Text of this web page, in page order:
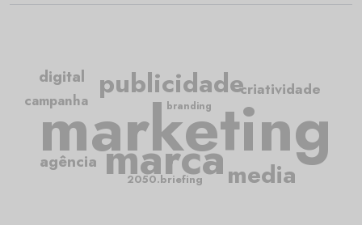
marketing
publicidade
marca
criatividade
campanha
media
agência
digital
2050.briefing
branding